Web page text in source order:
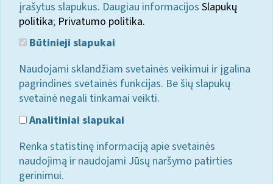
įrašytus slapukus. Daugiau informacijos Slapukų
politika; Privatumo politika.
Būtinieji slapukai
Naudojami sklandžiam svetainės veikimui ir įgalina
pagrindines svetainės funkcijas. Be šių slapukų
svetainė negali tinkamai veikti.
Analitiniai slapukai
Renka statistinę informaciją apie svetainės
naudojimą ir naudojami Jūsų naršymo patirties
gerinimui.